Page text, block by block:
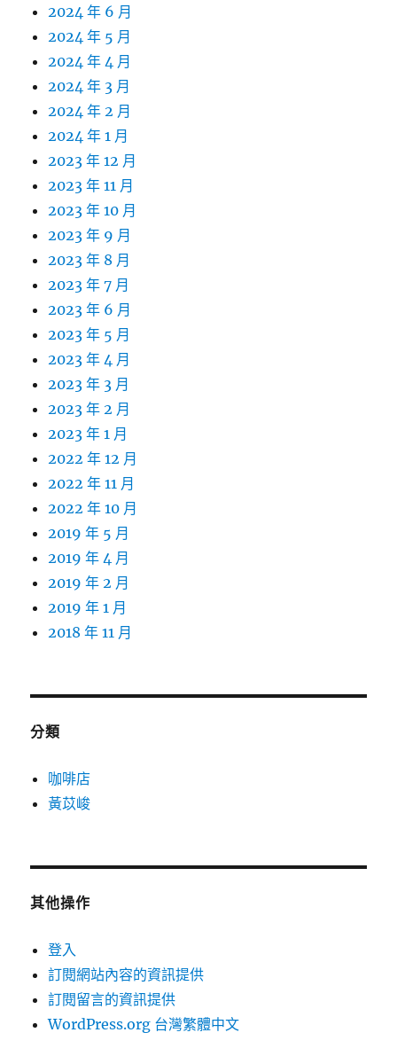
2024 年 6 月
2024 年 5 月
2024 年 4 月
2024 年 3 月
2024 年 2 月
2024 年 1 月
2023 年 12 月
2023 年 11 月
2023 年 10 月
2023 年 9 月
2023 年 8 月
2023 年 7 月
2023 年 6 月
2023 年 5 月
2023 年 4 月
2023 年 3 月
2023 年 2 月
2023 年 1 月
2022 年 12 月
2022 年 11 月
2022 年 10 月
2019 年 5 月
2019 年 4 月
2019 年 2 月
2019 年 1 月
2018 年 11 月
分類
咖啡店
黃苡峻
其他操作
登入
訂閱網站內容的資訊提供
訂閱留言的資訊提供
WordPress.org 台灣繁體中文